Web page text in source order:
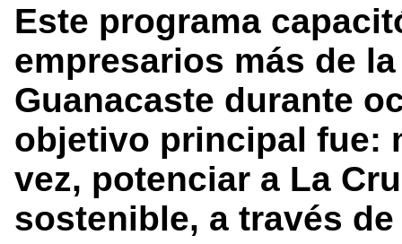
Este programa
empresarios más de
Guanacaste durante
objetivo principal fue:
vez, potenciar a La
sostenible, a través